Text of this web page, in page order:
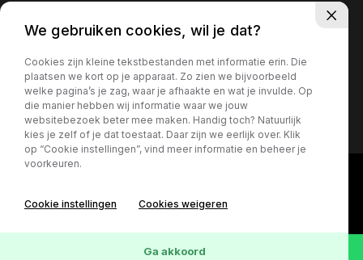
2026 - Krimpen aan den IJssel
We gebruiken cookies, wil je dat?
Cookies zijn kleine tekstbestanden met informatie erin. Die
plaatsen we kort op je apparaat. Zo zien we bijvoorbeeld
welke pagina’s je zag, waar je afhaakte en wat je invulde. Op
die manier hebben wij informatie waar we jouw
websitebezoek beter mee maken. Handig toch? Natuurlijk
kies je zelf of je dat toestaat. Daar zijn we eerlijk over. Klik
op “Cookie instellingen”, vind meer informatie en beheer je
voorkeuren.
Cookie instellingen Cookies weigeren
Ga akkoord